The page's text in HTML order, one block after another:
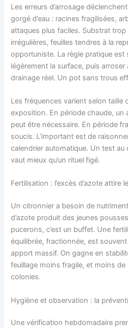
Les erreurs d’arrosage
gorgé d’eau : racines fragilisées,
attaques plus faciles. Substrat
irrégulières, feuilles tendres à la
opportuniste. La règle pratique est
légèrement la surface, puis
drainage réel. Un pot sans trous
Les fréquences varient selon taille
exposition. En période chaude, un
peut être nécessaire. En période
soucis. L’important est de
calendrier automatique. Un test
vaut mieux qu’un rituel figé.
Fertilisation : l’excès d’azote attire
Un citronnier a besoin de
d’azote produit des jeunes
pucerons, c’est un buffet. Une
équilibrée, fractionnée, est
apport massif. On gagne en
feuillage moins fragile, et moins
colonies.
Hygiène et observation : la
Une vérification hebdomadaire